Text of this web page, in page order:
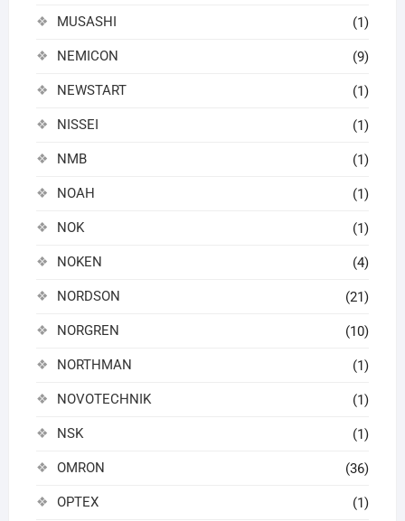
MUSASHI (1)
NEMICON (9)
NEWSTART (1)
NISSEI (1)
NMB (1)
NOAH (1)
NOK (1)
NOKEN (4)
NORDSON (21)
NORGREN (10)
NORTHMAN (1)
NOVOTECHNIK (1)
NSK (1)
OMRON (36)
OPTEX (1)